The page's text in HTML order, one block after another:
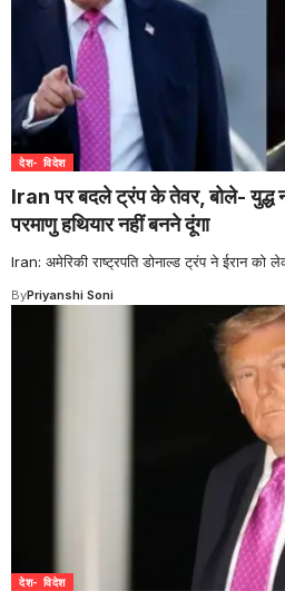
देश- विदेश
Iran पर बदले ट्रंप के तेवर, बोले- युद्ध
परमाणु हथियार नहीं बनने दूंगा
Iran: अमेरिकी राष्ट्रपति डोनाल्ड ट्रंप ने ईरान को
ByPriyanshi Soni
देश- विदेश